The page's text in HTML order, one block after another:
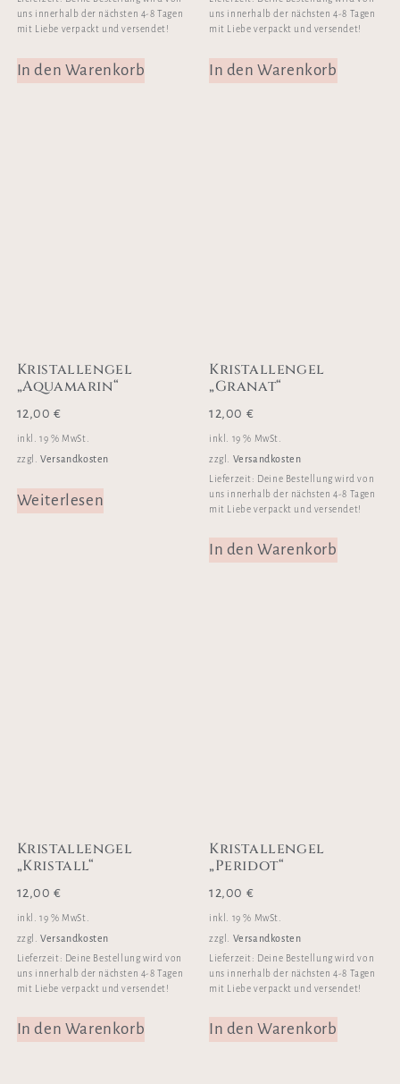
uns innerhalb der nächsten 4-8 Tagen
mit Liebe verpackt und versendet!
In den Warenkorb
uns innerhalb der nächsten 4-8 Tagen
mit Liebe verpackt und versendet!
In den Warenkorb
Kristallengel
„Aquamarin“
12,00€
inkl. 19 % MwSt.
zzgl.Versandkosten
Weiterlesen
Kristallengel
„Granat“
12,00 €
inkl. 19 % MwSt.
zzgl. Versandkosten
Lieferzeit: Deine Bestellung wird von
uns innerhalb der nächsten 4-8 Tagen
mit Liebe verpackt und versendet!
In den Warenkorb
Kristallengel
„Kristall“
12,00€
inkl. 19 % MwSt.
zzgl.Versandkosten
Lieferzeit: Deine Bestellung wird von
uns innerhalb der nächsten 4-8 Tagen
mit Liebe verpackt und versendet!
In den Warenkorb
Kristallengel
„Peridot“
12,00 €
inkl. 19 % MwSt.
zzgl. Versandkosten
Lieferzeit: Deine Bestellung wird von
uns innerhalb der nächsten 4-8 Tagen
mit Liebe verpackt und versendet!
In den Warenkorb